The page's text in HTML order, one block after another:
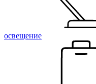
освещение